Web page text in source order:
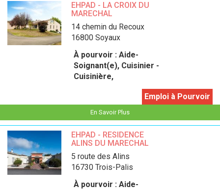
EHPAD - LA CROIX DU
MARECHAL
14 chemin du Recoux
16800 Soyaux
À pourvoir : Aide-
Soignant(e), Cuisinier -
Cuisinière,
Emploi à Pourvoir
En Savoir Plus
EHPAD - RESIDENCE
ALINS DU MARECHAL
5 route des Alins
16730 Trois-Palis
À pourvoir : Aide-